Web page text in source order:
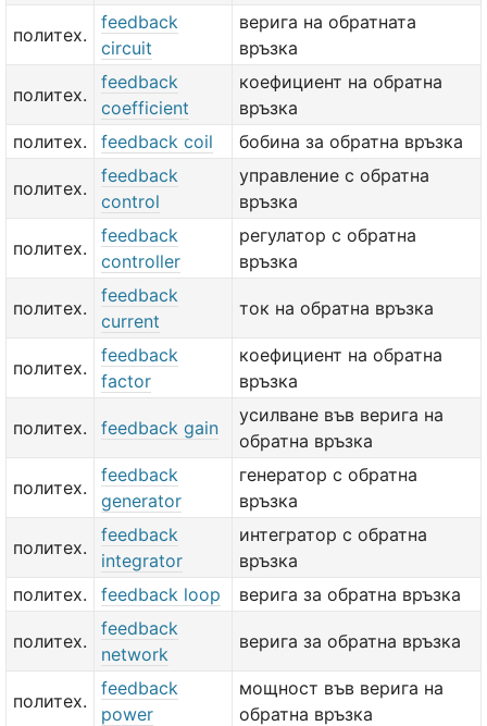
политех.
feedback
circuit
верига на обратната
връзка
политех.
feedback
coefficient
коефициент на обратна
връзка
политех.
feedback coil бобина за обратна връзка
политех.
feedback
control
управление с обратна
връзка
политех.
feedback
controller
регулатор с обратна
връзка
политех.
feedback
current
ток на обратна връзка
политех.
feedback
factor
коефициент на обратна
връзка
политех. feedback gain
усилване във верига на
обратна връзка
политех.
feedback
generator
генератор с обратна
връзка
политех.
feedback
integrator
интегратор с обратна
връзка
политех.
feedback loop верига за обратна връзка
политех.
feedback
network
верига за обратна връзка
политех.
feedback
power
мощност във верига на
обратна връзка